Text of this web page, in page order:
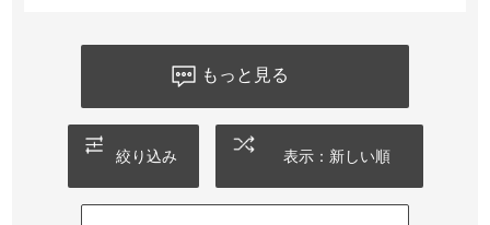
もっと見る
絞り込み 表示：新しい順